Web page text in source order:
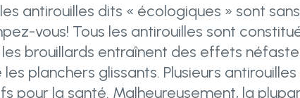
antirouilles dits « écologiques » sont
vous! Tous les antirouilles sont
brouillards entraînent des effets
planchers glissants. Plusieurs
pour la santé. Malheureusement, la